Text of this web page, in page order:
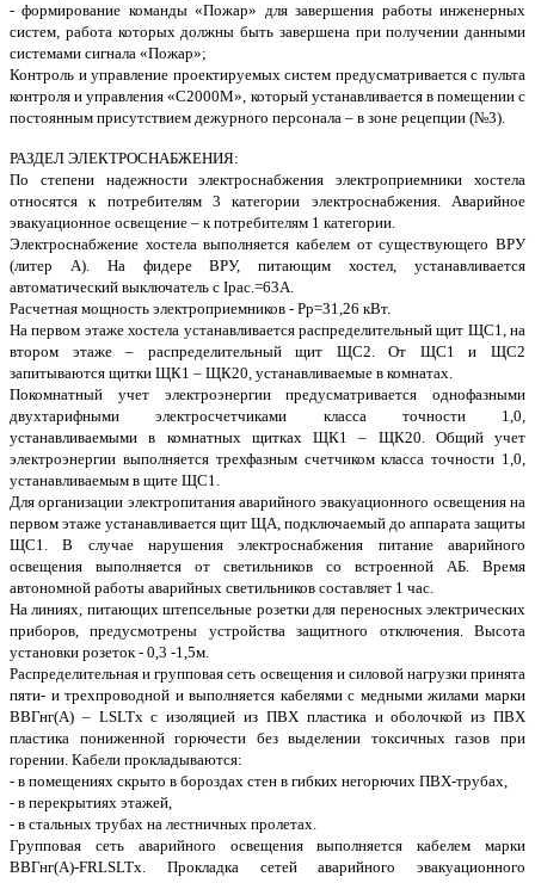
- формирование команды «Пожар» для завершения работы инженерных
систем, работа которых должны быть завершена при получении данными
системами сигнала «Пожар»;
Контроль и управление проектируемых систем предусматривается с пульта
контроля и управления «С2000М», который устанавливается в помещении с
постоянным присутствием дежурного персонала – в зоне рецепции (№3).
РАЗДЕЛ ЭЛЕКТРОСНАБЖЕНИЯ:
По степени надежности электроснабжения электроприемники хостела
относятся к потребителям 3 категории электроснабжения. Аварийное
эвакуационное освещение – к потребителям 1 категории.
Электроснабжение хостела выполняется кабелем от существующего ВРУ
(литер А). На фидере ВРУ, питающим хостел, устанавливается
автоматический выключатель с Iрас.=63А.
Расчетная мощность электроприемников - Рр=31,26 кВт.
На первом этаже хостела устанавливается распределительный щит ЩС1, на
втором этаже – распределительный щит ЩС2. От ЩС1 и ЩС2
запитываются щитки ЩК1 – ЩК20, устанавливаемые в комнатах.
Покомнатный учет электроэнергии предусматривается однофазными
двухтарифными электросчетчиками класса точности 1,0,
устанавливаемыми в комнатных щитках ЩК1 – ЩК20. Общий учет
электроэнергии выполняется трехфазным счетчиком класса точности 1,0,
устанавливаемым в щите ЩС1.
Для организации электропитания аварийного эвакуационного освещения на
первом этаже устанавливается щит ЩА, подключаемый до аппарата защиты
ЩС1. В случае нарушения электроснабжения питание аварийного
освещения выполняется от светильников со встроенной АБ. Время
автономной работы аварийных светильников составляет 1 час.
На линиях, питающих штепсельные розетки для переносных электрических
приборов, предусмотрены устройства защитного отключения. Высота
установки розеток - 0,3 -1,5м.
Распределительная и групповая сеть освещения и силовой нагрузки принята
пяти- и трехпроводной и выполняется кабелями с медными жилами марки
ВВГнг(А) – LSLTx с изоляцией из ПВХ пластика и оболочкой из ПВХ
пластика пониженной горючести без выделении токсичных газов при
горении. Кабели прокладываются:
- в помещениях скрыто в бороздах стен в гибких негорючих ПВХ-трубах,
- в перекрытиях этажей,
- в стальных трубах на лестничных пролетах.
Групповая сеть аварийного освещения выполняется кабелем марки
ВВГнг(А)-FRLSLTx. Прокладка сетей аварийного эвакуационного